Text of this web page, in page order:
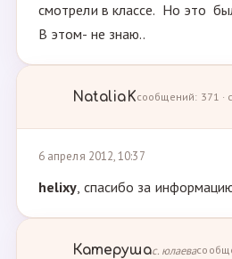
смотрели в классе. Но это
В этом- не знаю..
NataliaKсообщений: 371 ·
6 апреля 2012, 10:37
helixy, спасибо за
Катерушас. юлаева